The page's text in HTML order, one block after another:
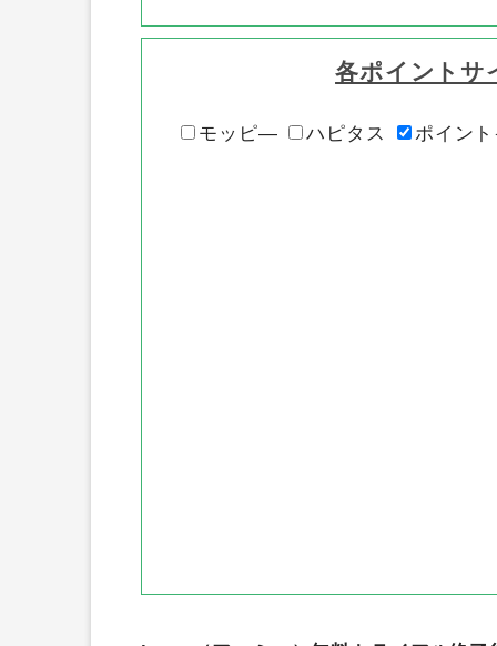
各ポイントサ
モッピ― ハピタス ポイン